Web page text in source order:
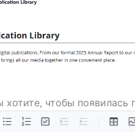
чтобы появилась